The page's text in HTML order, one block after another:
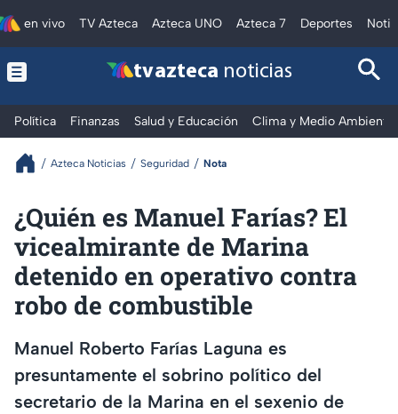
en vivo TV Azteca Azteca UNO Azteca 7 Deportes
tv azteca noticias
Política Finanzas Salud y Educación Clima y Medio Ambiente
Azteca Noticias Seguridad Nota
¿Quién es Manuel Farías? El
vicealmirante de Marina
detenido en operativo contra
robo de combustible
Manuel Roberto Farías Laguna es
presuntamente el sobrino político del
secretario de la Marina en el sexenio de